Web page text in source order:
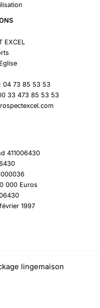
EXCEL
04 73 85 53 53
33 473 85 53 53
411006430
000 Euros
1997
lingemaison